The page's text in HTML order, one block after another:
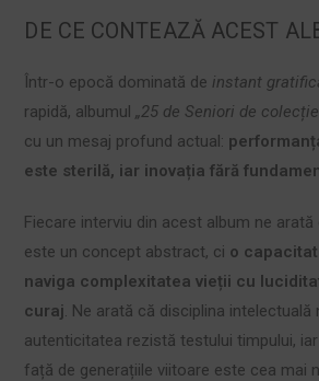
DE CE CONTEAZĂ ACEST
Într-o epocă dominată de instant
rapidă, albumul „25 de Seniori de
cu un mesaj profund actual:
este sterilă, iar inovația fără
Fiecare interviu din acest album ne
este un concept abstract, ci o
naviga complexitatea vieții cu
curaj . Ne arată că disciplina
autenticitatea rezistă testului timpului,
față de generațiile viitoare este cea mai